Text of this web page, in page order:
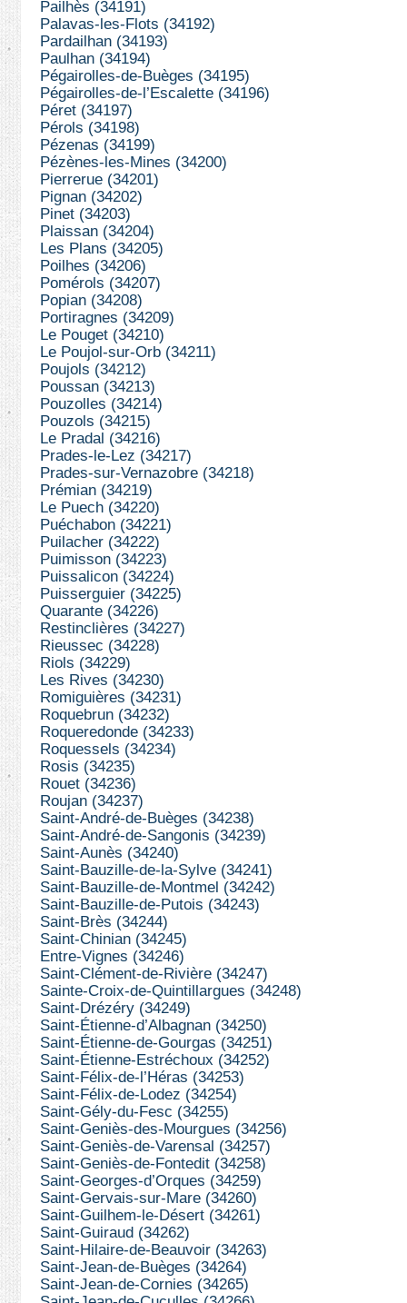
Pailhès (34191)
Palavas-les-Flots (34192)
Pardailhan (34193)
Paulhan (34194)
Pégairolles-de-Buèges (34195)
Pégairolles-de-l’Escalette (34196)
Péret (34197)
Pérols (34198)
Pézenas (34199)
Pézènes-les-Mines (34200)
Pierrerue (34201)
Pignan (34202)
Pinet (34203)
Plaissan (34204)
Les Plans (34205)
Poilhes (34206)
Pomérols (34207)
Popian (34208)
Portiragnes (34209)
Le Pouget (34210)
Le Poujol-sur-Orb (34211)
Poujols (34212)
Poussan (34213)
Pouzolles (34214)
Pouzols (34215)
Le Pradal (34216)
Prades-le-Lez (34217)
Prades-sur-Vernazobre (34218)
Prémian (34219)
Le Puech (34220)
Puéchabon (34221)
Puilacher (34222)
Puimisson (34223)
Puissalicon (34224)
Puisserguier (34225)
Quarante (34226)
Restinclières (34227)
Rieussec (34228)
Riols (34229)
Les Rives (34230)
Romiguières (34231)
Roquebrun (34232)
Roqueredonde (34233)
Roquessels (34234)
Rosis (34235)
Rouet (34236)
Roujan (34237)
Saint-André-de-Buèges (34238)
Saint-André-de-Sangonis (34239)
Saint-Aunès (34240)
Saint-Bauzille-de-la-Sylve (34241)
Saint-Bauzille-de-Montmel (34242)
Saint-Bauzille-de-Putois (34243)
Saint-Brès (34244)
Saint-Chinian (34245)
Entre-Vignes (34246)
Saint-Clément-de-Rivière (34247)
Sainte-Croix-de-Quintillargues (34248)
Saint-Drézéry (34249)
Saint-Étienne-d’Albagnan (34250)
Saint-Étienne-de-Gourgas (34251)
Saint-Étienne-Estréchoux (34252)
Saint-Félix-de-l’Héras (34253)
Saint-Félix-de-Lodez (34254)
Saint-Gély-du-Fesc (34255)
Saint-Geniès-des-Mourgues (34256)
Saint-Geniès-de-Varensal (34257)
Saint-Geniès-de-Fontedit (34258)
Saint-Georges-d’Orques (34259)
Saint-Gervais-sur-Mare (34260)
Saint-Guilhem-le-Désert (34261)
Saint-Guiraud (34262)
Saint-Hilaire-de-Beauvoir (34263)
Saint-Jean-de-Buèges (34264)
Saint-Jean-de-Cornies (34265)